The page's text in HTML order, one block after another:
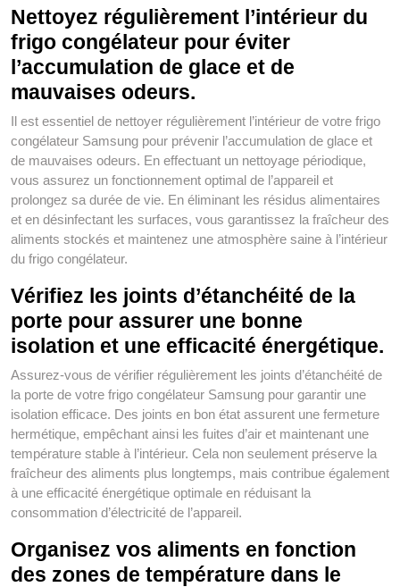
Nettoyez régulièrement l’intérieur du
frigo congélateur pour éviter
l’accumulation de glace et de
mauvaises odeurs.
Il est essentiel de nettoyer régulièrement l’intérieur de votre frigo
congélateur Samsung pour prévenir l’accumulation de glace et
de mauvaises odeurs. En effectuant un nettoyage périodique,
vous assurez un fonctionnement optimal de l’appareil et
prolongez sa durée de vie. En éliminant les résidus alimentaires
et en désinfectant les surfaces, vous garantissez la fraîcheur des
aliments stockés et maintenez une atmosphère saine à l’intérieur
du frigo congélateur.
Vérifiez les joints d’étanchéité de la
porte pour assurer une bonne
isolation et une efficacité énergétique.
Assurez-vous de vérifier régulièrement les joints d’étanchéité de
la porte de votre frigo congélateur Samsung pour garantir une
isolation efficace. Des joints en bon état assurent une fermeture
hermétique, empêchant ainsi les fuites d’air et maintenant une
température stable à l’intérieur. Cela non seulement préserve la
fraîcheur des aliments plus longtemps, mais contribue également
à une efficacité énergétique optimale en réduisant la
consommation d’électricité de l’appareil.
Organisez vos aliments en fonction
des zones de température dans le